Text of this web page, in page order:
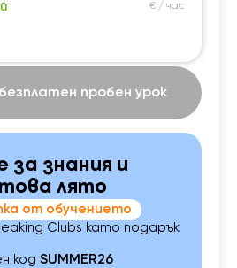
€ / час
пробен урок
за знания и
лято
от обучението
Clubs като подарък
код SUMMER26